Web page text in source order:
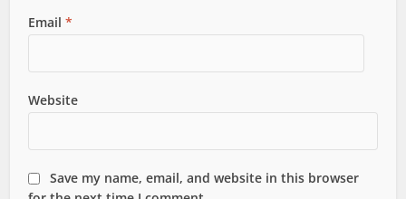
Email*
Website
Save my name, email, and website in this browser